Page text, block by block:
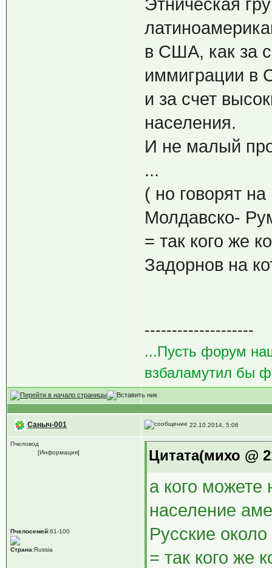
Этническая
в США, как за
иммиграции в
и за счет
населения.
И не малый
...
( но говорят
Молдавско-
= так кого же
Задорнов на
--------------------
...Пусть форум
взбаламутил бы
Саныч-001 22.10.2014, 5:06
Пчеловод
[Информация]
Пчелосемей:61-100
Страна:Russia
Цитата(михо @
а кого можете
население
Русские
= так кого же